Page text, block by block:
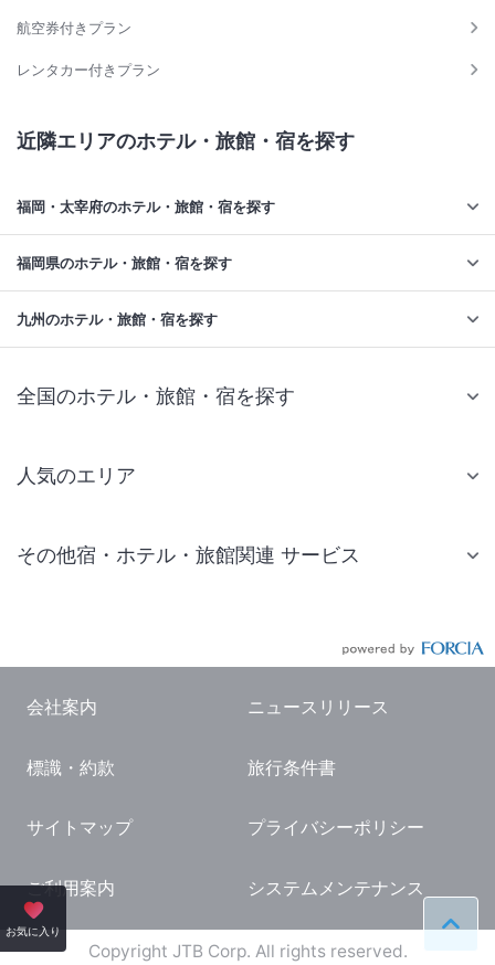
お気に入り ペー
航空券付きプラン
レンタカー付きプラン
近隣エリアのホテル・旅館・宿を探す
福岡・太宰府のホテル・旅館・宿を探す
福岡県のホテル・旅館・宿を探す
九州のホテル・旅館・宿を探す
全国のホテル・旅館・宿を探す
人気のエリア
仙台 ホテル
東京ドーム ホテル
横浜 ホテル
熱海 ホテル
京都 ホテル
大阪 ホテル
その他宿・ホテル・旅館関連 サービス
国内観光ガイド
旅行・観光情報
会社案内 ニュースリリース
標識・約款 旅行条件書
サイトマップ プライバシーポリシー
ご利用案内 システムメンテナンス
Copyright JTB Corp. All rights reserved.